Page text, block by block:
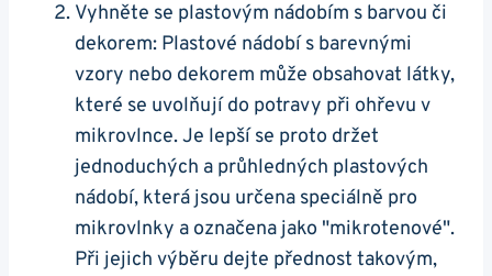
Vyhněte se plastovým nádobím s barvou či
dekorem:‌ Plastové‌ nádobí s barevnými
vzory nebo ‌dekorem může‌ obsahovat látky,
které se uvolňují do potravy při ​ohřevu​ v‍
mikrovlnce. Je lepší ⁤se proto držet
jednoduchých ⁣a průhledných plastových
nádobí, která‍ jsou určena speciálně ​pro
mikrovlnky a označena jako "mikrotenové".
Při jejich výběru dejte přednost takovým,